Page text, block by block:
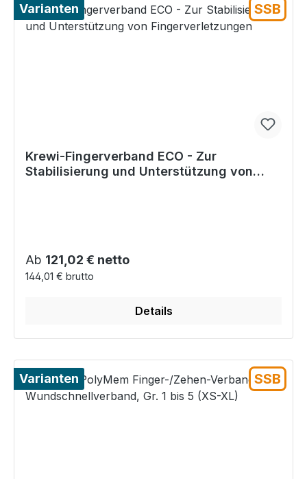
Varianten SSB
Krewi-Fingerverband ECO - Zur
Stabilisierung und Unterstützung von
Regulärer Preis:
Ab 121,02 € netto
144,01 € brutto
Details
Varianten SSB